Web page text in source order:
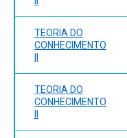
TEORIA DO
CONHECIMENTO
II
TEORIA DO
CONHECIMENTO
II